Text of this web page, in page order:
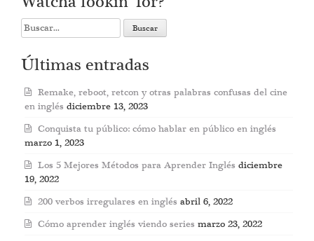
Search
for:
Últimas entradas
Remake, reboot, retcon y otras palabras confusas del cine
en inglés diciembre 13, 2023
Conquista tu público: cómo hablar en público en inglés
marzo 1, 2023
Los 5 Mejores Métodos para Aprender Inglés diciembre
19, 2022
200 verbos irregulares en inglés abril 6, 2022
Cómo aprender inglés viendo series marzo 23, 2022